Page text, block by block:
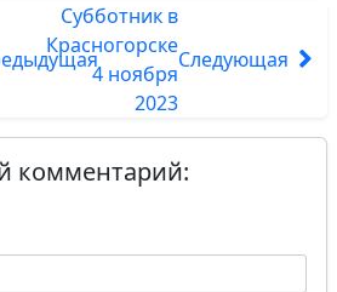
Субботник в
Красногорске
4 ноября
2023
Следующая
комментарий: